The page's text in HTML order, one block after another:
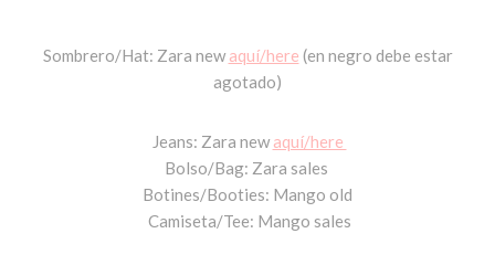
Sombrero/Hat: Zara newaquí/here (en negro debe estar
agotado)
Jeans: Zara newaquí/here
Bolso/Bag: Zara sales
Botines/Booties: Mango old
Camiseta/Tee: Mango sales